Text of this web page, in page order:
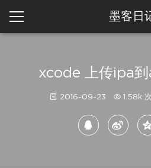
墨客日
xcode 上传ipa
2016-09-23 1.58k